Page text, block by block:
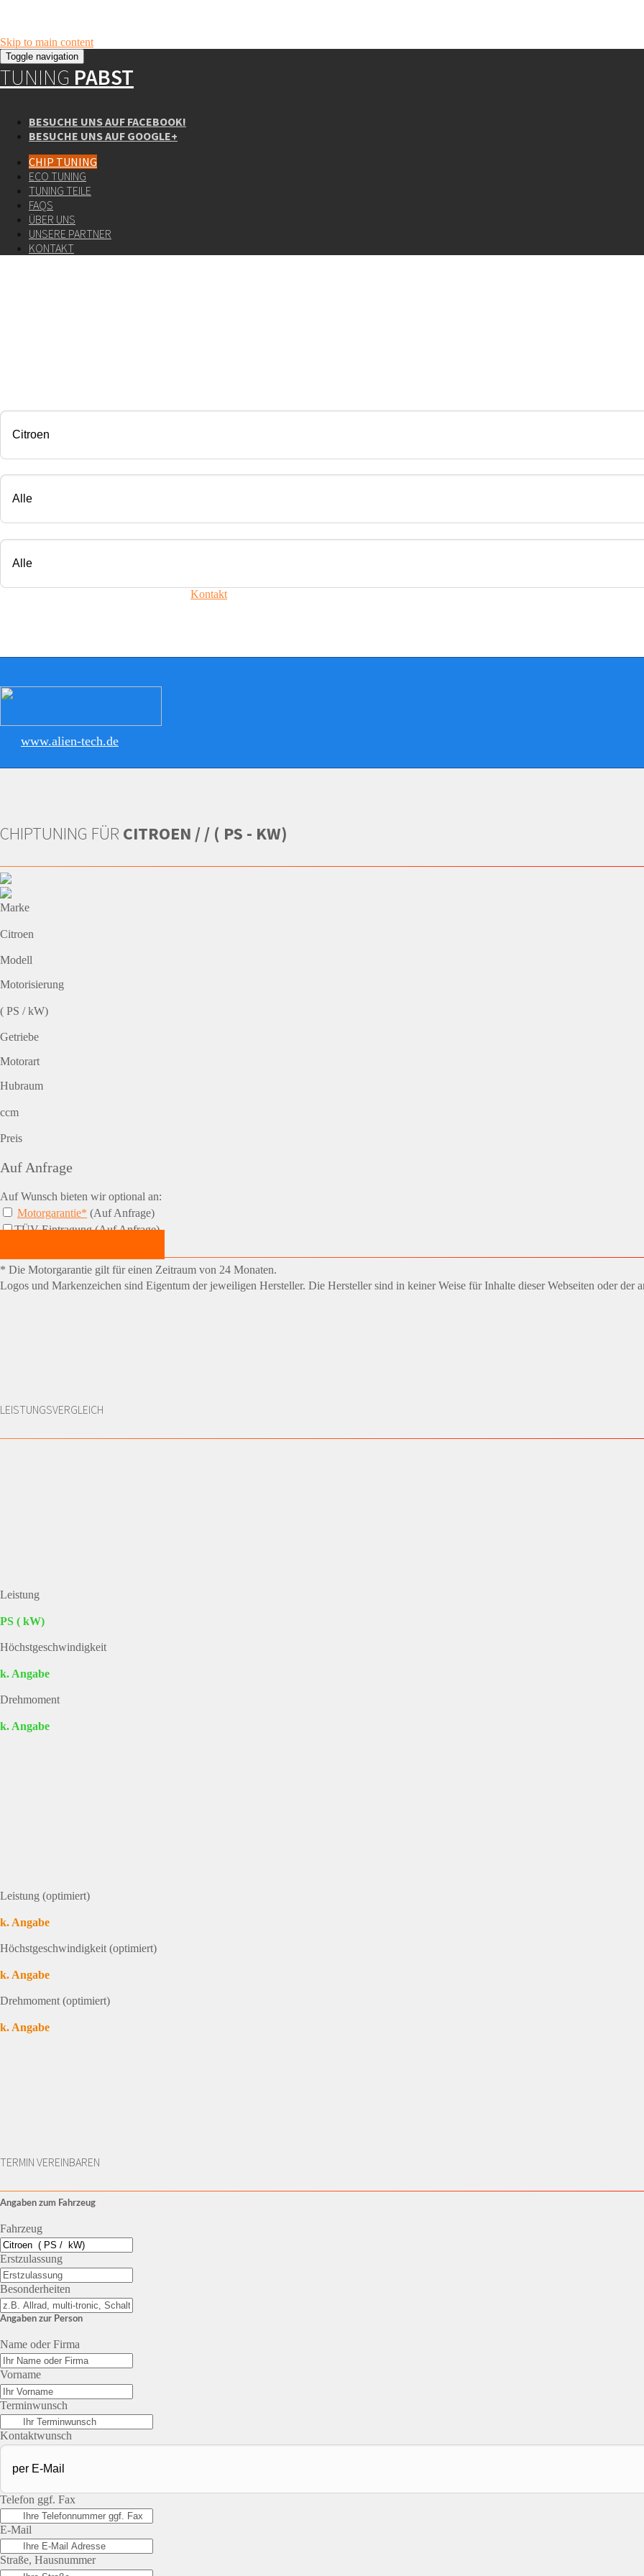
Skip to main content
Toggle navigation
TUNING PABST
BESUCHE UNS AUF FACEBOOK!
BESUCHE UNS AUF GOOGLE+
CHIP TUNING
ECO TUNING
TUNING TEILE
FAQS
ÜBER UNS
UNSERE PARTNER
KONTAKT
Kontakt
www.alien-tech.de
CHIPTUNING FÜR CITROEN / / ( PS - KW)
Marke
Citroen
Modell
Motorisierung
( PS / kW)
Getriebe
Motorart
Hubraum
ccm
Preis
Auf Anfrage
Auf Wunsch bieten wir optional an:
Motorgarantie* (Auf Anfrage)
TÜV-Eintragung (Auf Anfrage)
* Die Motorgarantie gilt für einen Zeitraum von 24 Monaten.
Logos und Markenzeichen sind Eigentum der jeweiligen Hersteller. Die Hersteller sind in keiner Weise für Inhalte dieser Webseiten oder der
LEISTUNGSVERGLEICH
Leistung
PS ( kW)
Höchstgeschwindigkeit
k. Angabe
Drehmoment
k. Angabe
Leistung (optimiert)
k. Angabe
Höchstgeschwindigkeit (optimiert)
k. Angabe
Drehmoment (optimiert)
k. Angabe
TERMIN VEREINBAREN
Angaben zum Fahrzeug
Fahrzeug
Erstzulassung
Besonderheiten
Angaben zur Person
Name oder Firma
Vorname
Terminwunsch
Kontaktwunsch
Telefon ggf. Fax
E-Mail
Straße, Hausnummer